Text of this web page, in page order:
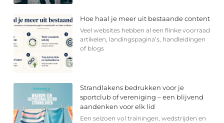
Hoe haal je meer uit bestaande content
Veel websites hebben al een flinke voorraad
artikelen, landingspagina’s, handleidingen
of blogs
Strandlakens bedrukken voor je
sportclub of vereniging – een blijvend
aandenken voor elk lid
Een seizoen vol trainingen, wedstrijden en